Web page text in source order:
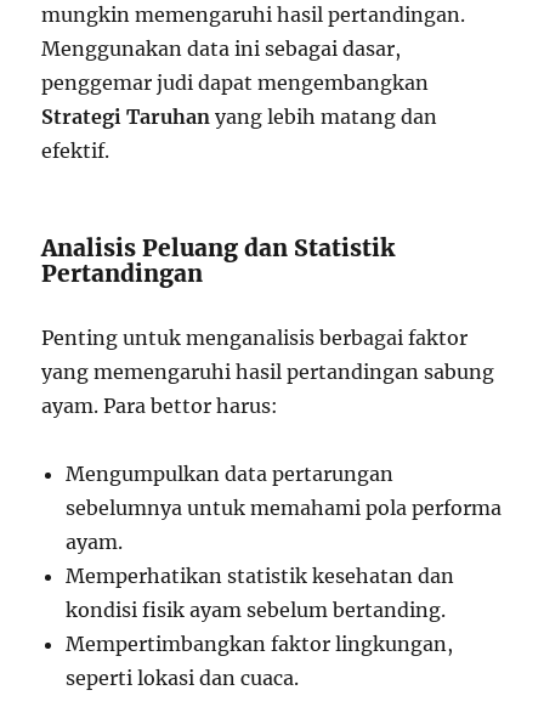
mungkin memengaruhi hasil pertandingan.
Menggunakan data ini sebagai dasar,
penggemar judi dapat mengembangkan
Strategi Taruhan yang lebih matang dan
efektif.
Analisis Peluang dan Statistik
Pertandingan
Penting untuk menganalisis berbagai faktor
yang memengaruhi hasil pertandingan sabung
ayam. Para bettor harus:
Mengumpulkan data pertarungan
sebelumnya untuk memahami pola performa
ayam.
Memperhatikan statistik kesehatan dan
kondisi fisik ayam sebelum bertanding.
Mempertimbangkan faktor lingkungan,
seperti lokasi dan cuaca.